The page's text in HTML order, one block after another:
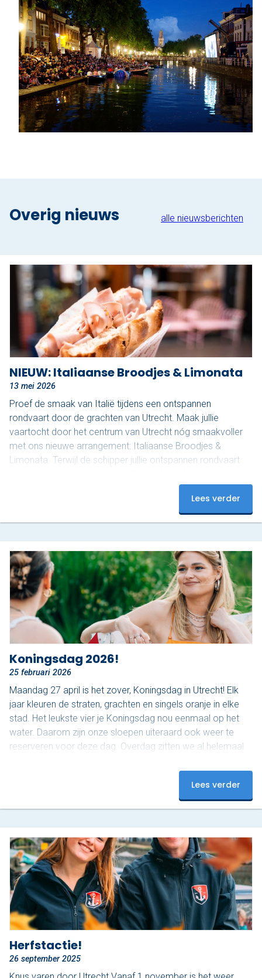
Overig nieuws alle nieuwsberichten
NIEUW: Italiaanse Broodjes & Limonata
13 mei 2026
Proef de smaak van Italië tijdens een ontspannen
rondvaart door de grachten van Utrecht. Maak jullie
vaartocht door het centrum van Utrecht nóg smaakvoller
met ons nieuwe arrangement: Italiaanse Broodjes &
Limonata. Terwijl de schipper jullie ontspannen rondvaart
belegde Italiaanse broodjes, ook wel ‘schiacciata’
genoemd, van Nonna Rosa, geserveerd met gekoelde San
Pellegrino Limonata. Nonna Rosa staat bekend om
schiacciata wordt bereid volgens een…
Lees verder
Koningsdag 2026!
25 februari 2026
Maandag 27 april is het zover, Koningsdag in Utrecht! Elk
jaar kleuren de straten, grachten en singels oranje in elke
stad. Het leukste vier je Koningsdag nou eenmaal op het
water. Daarom zijn onze sloepen uiteraard ook weer te
reserveren voor deze dag. Overdag zitten we al helemaal
plekjes vrij! Op dit moment hebben we nog 3 sloepen
beschikbaar van 18:00 tot 20:00. Onze luxe sloepen zijn
Lees verder
Herfstactie!
26 september 2025